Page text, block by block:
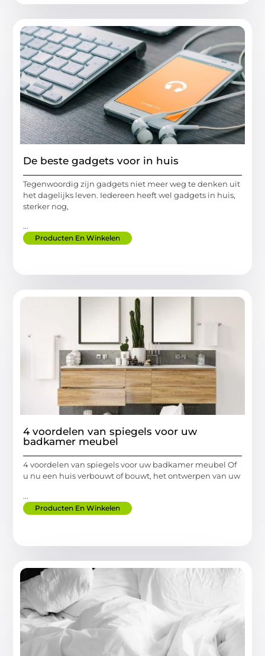
De beste gadgets voor in huis
Tegenwoordig zijn gadgets niet meer weg te denken uit
het dagelijks leven. Iedereen heeft wel gadgets in huis,
sterker nog,
...
Producten En Winkelen
4 voordelen van spiegels voor uw
badkamer meubel
4 voordelen van spiegels voor uw badkamer meubel Of
u nu een huis verbouwt of bouwt, het ontwerpen van uw
...
Producten En Winkelen